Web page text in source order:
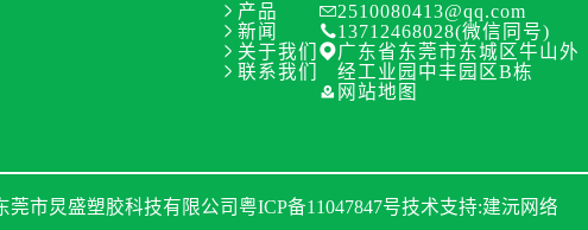
 产品
 新闻
 关于我们
 联系我们
2510080413@qq.com
13712468028(微信同号)
广东省东莞市东城区牛山外
经工业园中丰园区B栋
 网站地图
莞市炅盛塑胶科技有限公司 粤ICP备11047847号技术支持:建沅网络